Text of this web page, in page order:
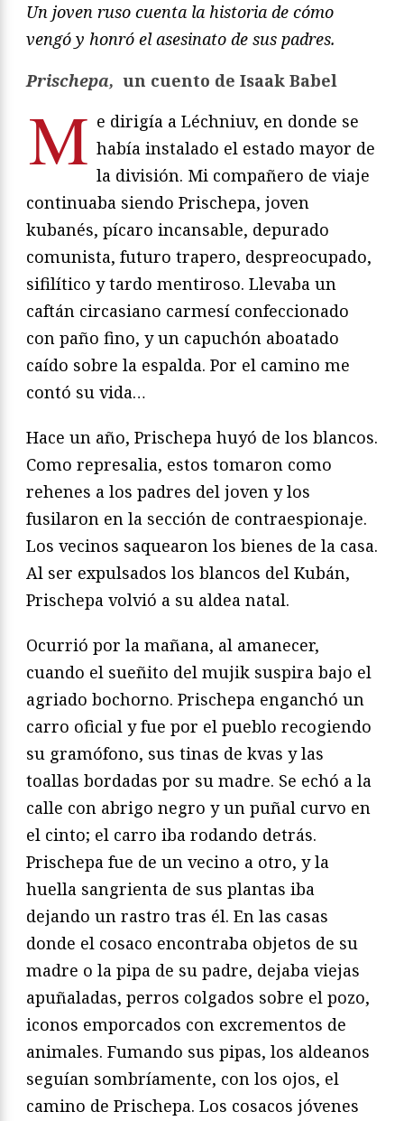
Un joven ruso cuenta la historia de cómo
vengó y honró el asesinato de sus padres.
Prischepa, un cuento de Isaak Babel
M e dirigía a Léchniuv, en donde se
había instalado el estado mayor de
la división. Mi compañero de viaje
continuaba siendo Prischepa, joven
kubanés, pícaro incansable, depurado
comunista, futuro trapero, despreocupado,
sifilítico y tardo mentiroso. Llevaba un
caftán circasiano carmesí confeccionado
con paño fino, y un capuchón aboatado
caído sobre la espalda. Por el camino me
contó su vida…
Hace un año, Prischepa huyó de los blancos.
Como represalia, estos tomaron como
rehenes a los padres del joven y los
fusilaron en la sección de contraespionaje.
Los vecinos saquearon los bienes de la casa.
Al ser expulsados los blancos del Kubán,
Prischepa volvió a su aldea natal.
Ocurrió por la mañana, al amanecer,
cuando el sueñito del mujik suspira bajo el
agriado bochorno. Prischepa enganchó un
carro oficial y fue por el pueblo recogiendo
su gramófono, sus tinas de kvas y las
toallas bordadas por su madre. Se echó a la
calle con abrigo negro y un puñal curvo en
el cinto; el carro iba rodando detrás.
Prischepa fue de un vecino a otro, y la
huella sangrienta de sus plantas iba
dejando un rastro tras él. En las casas
donde el cosaco encontraba objetos de su
madre o la pipa de su padre, dejaba viejas
apuñaladas, perros colgados sobre el pozo,
iconos emporcados con excrementos de
animales. Fumando sus pipas, los aldeanos
seguían sombríamente, con los ojos, el
camino de Prischepa. Los cosacos jóvenes